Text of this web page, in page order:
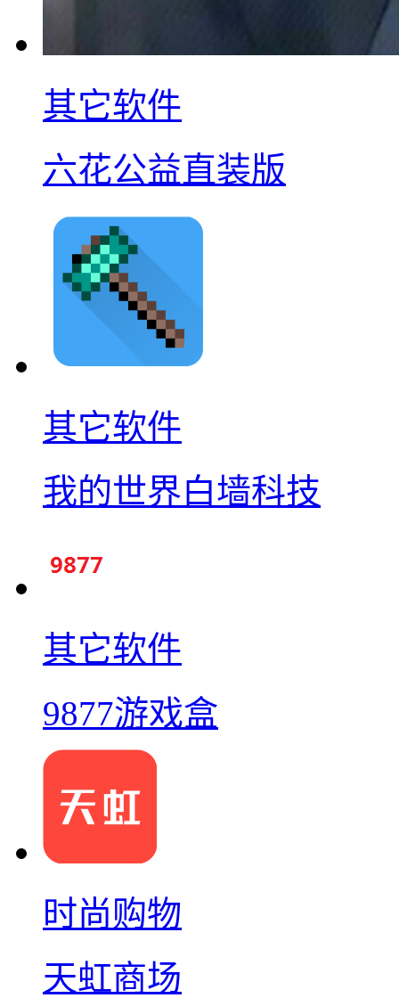
其它软件
六花公益直装版
其它软件
我的世界白墙科技
其它软件
9877游戏盒
时尚购物
天虹商场